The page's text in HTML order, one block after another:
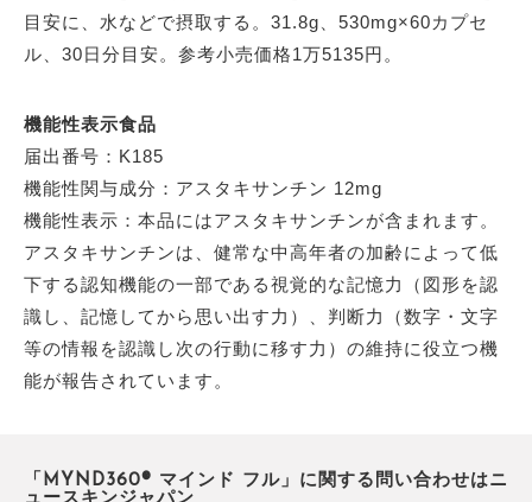
目安に、水などで摂取する。31.8g、530mg×60カプセ
ル、30日分目安。参考小売価格1万5135円。
機能性表示食品
届出番号：K185
機能性関与成分：アスタキサンチン 12mg
機能性表示：本品にはアスタキサンチンが含まれます。
アスタキサンチンは、健常な中高年者の加齢によって低
下する認知機能の一部である視覚的な記憶力（図形を認
識し、記憶してから思い出す力）、判断力（数字・文字
等の情報を認識し次の行動に移す力）の維持に役立つ機
能が報告されています。
「MYND360® マインド フル」に関する問い合わせはニ